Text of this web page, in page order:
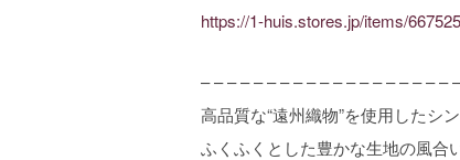
https://1-huis.stores.jp/items/
– – – – – – – – – – – – – – – – – – –
高品質な“遠州織物”を使用したシン
ふくふくとした豊かな生地の風合